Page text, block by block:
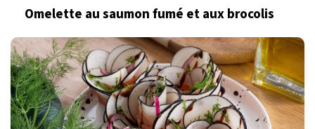
Omelette au saumon fumé et aux brocolis